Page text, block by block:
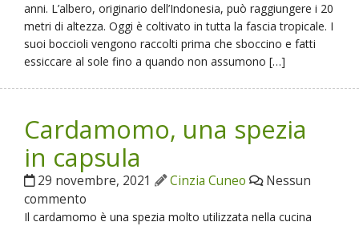
anni. L’albero, originario dell’Indonesia, può raggiungere i 20
metri di altezza. Oggi è coltivato in tutta la fascia tropicale. I
suoi boccioli vengono raccolti prima che sboccino e fatti
essiccare al sole fino a quando non assumono […]
Cardamomo, una spezia
in capsula
29 novembre, 2021 Cinzia Cuneo
Nessun
commento
Il cardamomo è una spezia molto utilizzata nella cucina